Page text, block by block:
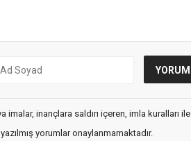
inançlara saldırı içeren, imla kuralları ile
yorumlar onaylanmamaktadır.